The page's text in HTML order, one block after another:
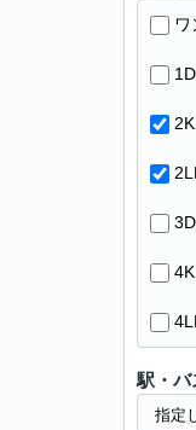
ワ
2K
4K
駅・バ